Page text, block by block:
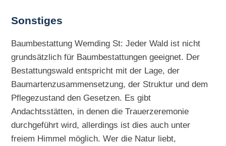
Sonstiges
Baumbestattung Wemding St: Jeder Wald ist nicht
grundsätzlich für Baumbestattungen geeignet. Der
Bestattungswald entspricht mit der Lage, der
Baumartenzusammensetzung, der Struktur und dem
Pflegezustand den Gesetzen. Es gibt
Andachtsstätten, in denen die Trauerzeremonie
durchgeführt wird, allerdings ist dies auch unter
freiem Himmel möglich. Wer die Natur liebt,